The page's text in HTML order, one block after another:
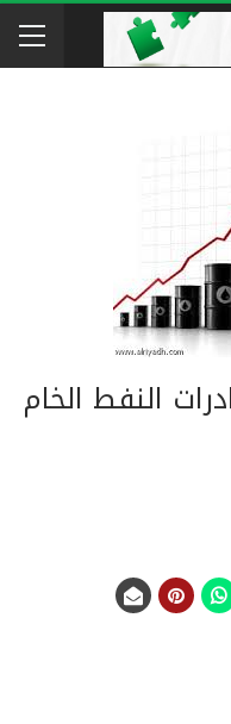
النفط الخام